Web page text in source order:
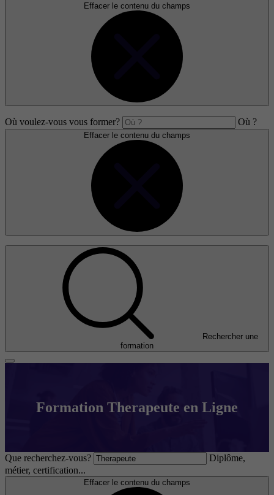
Effacer le contenu du champs
Où voulez-vous vous former? Où ?
Effacer le contenu du champs
Rechercher une
formation
Formation Therapeute en Ligne
Que recherchez-vous?
Diplôme,
métier, certification...
Effacer le contenu du champs